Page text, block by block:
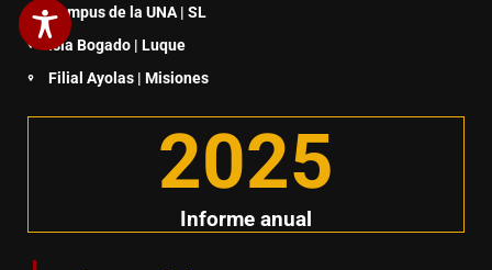
Campus de la UNA | SL
Isla Bogado | Luque
Filial Ayolas | Misiones
Informe anual
2025